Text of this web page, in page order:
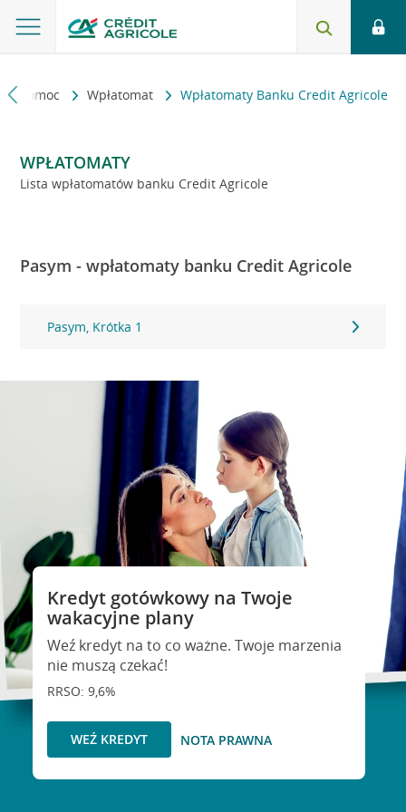
i pomoc Wpłatomat Wpłatomaty Banku Credit Agricole
WPŁATOMATY
Lista wpłatomatów banku Credit Agricole
Pasym - wpłatomaty banku Credit Agricole
Pasym, Krótka 1
Kredyt gotówkowy na Twoje
wakacyjne plany
Weź kredyt na to co ważne. Twoje marzenia
nie muszą czekać!
RRSO: 9,6%
WEŹ KREDYT NOTA PRAWNA